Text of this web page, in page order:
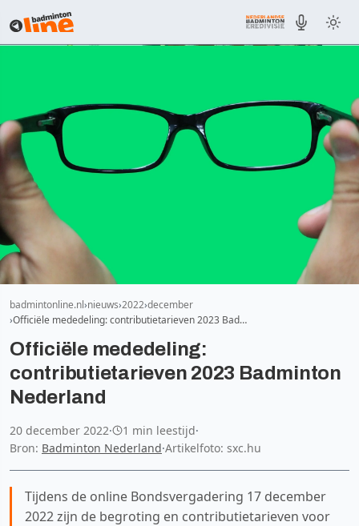
badmintonline.nl nieuws 2022 december
Officiële mededeling: contributietarieven 2023 Bad…
Officiële mededeling:
contributietarieven 2023 Badminton
Nederland
20 december 2022· 1 min leestijd·
Bron: Badminton Nederland·Artikelfoto: sxc.hu
Tijdens de online Bondsvergadering 17 december
2022 zijn de begroting en contributietarieven voor